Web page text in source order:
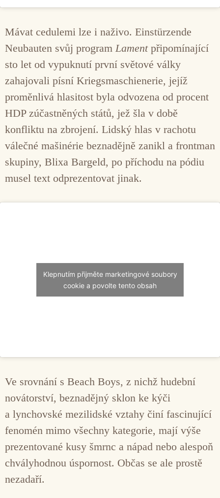
Mávat cedulemi lze i naživo. Einstürzende
Neubauten svůj program Lamentpřipomínající
sto let od vypuknutí první světové války
zahajovali písní Kriegsmaschienerie, jejíž
proměnlivá hlasitost byla odvozena od procent
HDP zúčastněných států, jež šla v době
konfliktu na zbrojení. Lidský hlas v rachotu
válečné mašinérie beznadějně zanikl a frontman
skupiny, Blixa Bargeld, po příchodu na pódiu
musel text odprezentovat jinak.
Klepnutím přijměte marketingové soubory
cookie a povolte tento obsah
Ve srovnání s Beach Boys, z nichž hudební
novátorství, beznadějný sklon ke kýči
a lynchovské mezilidské vztahy činí fascinující
fenomén mimo všechny kategorie, mají výše
prezentované kusy šmrnc a nápad nebo alespoň
chvályhodnou úspornost. Občas se ale prostě
nezadaří.